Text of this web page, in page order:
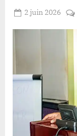
Posted
2 juin 2026